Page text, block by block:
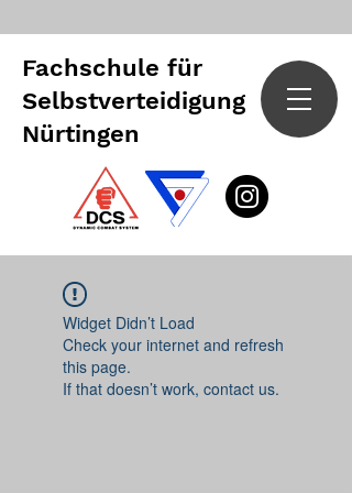
Fachschule für
Selbstverteidigung
Nürtingen
Widget Didn’t Load
Check your internet and refresh
this page.
If that doesn’t work, contact us.